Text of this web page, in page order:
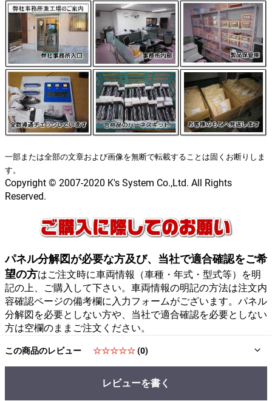
一部または全部の文章および画像を無断で転載することは固くお断りしま
す。
Copyright © 2007-2020 K's System Co.,Ltd. All Rights
Reserved.
パネル分解図が必要な方及び、当社で適合確認をご希
望の方はご注文時に車両情報（車種・年式・型式等）を明
記の上、ご購入して下さい。車両情報の明記の方法は注文内
容確認ページの備考欄に入力フォームがございます。パネル
分解図を必要としない方や、当社で適合確認を必要としない
方は空欄のままご注文ください。
この商品のレビュー ☆☆☆☆☆(0)
レビューを書く